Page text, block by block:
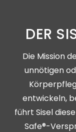
DER
Die Mission
unnötigen
entwickeln,
führt Sisel
Safe®-